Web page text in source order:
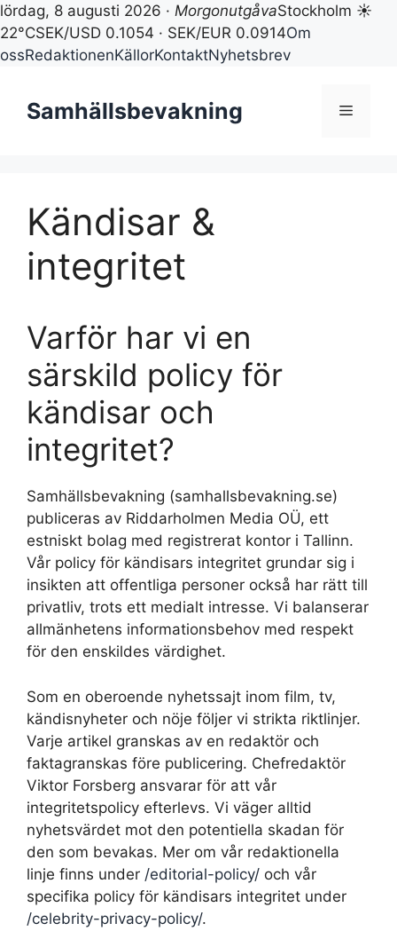
lördag, 8 augusti 2026 · MorgonutgåvaStockholm ☀
22°CSEK/USD 0.1054 · SEK/EUR 0.0914Om
ossRedaktionenKällorKontaktNyhetsbrev
innehållSamhällsbevakning Meny
Kändisar &
integritet
Varför har vi en
särskild policy för
kändisar och
integritet?
Samhällsbevakning (samhallsbevakning.se)
publiceras av Riddarholmen Media OÜ, ett
estniskt bolag med registrerat kontor i Tallinn.
Vår policy för kändisars integritet grundar sig i
insikten att offentliga personer också har rätt till
privatliv, trots ett medialt intresse. Vi balanserar
allmänhetens informationsbehov med respekt
för den enskildes värdighet.
Som en oberoende nyhetssajt inom film, tv,
kändisnyheter och nöje följer vi strikta riktlinjer.
Varje artikel granskas av en redaktör och
faktagranskas före publicering. Chefredaktör
Viktor Forsberg ansvarar för att vår
integritetspolicy efterlevs. Vi väger alltid
nyhetsvärdet mot den potentiella skadan för
den som bevakas. Mer om vår redaktionella
linje finns under /editorial-policy/ och vår
specifika policy för kändisars integritet under
/celebrity-privacy-policy/.